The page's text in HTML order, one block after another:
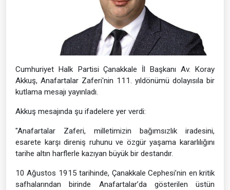
Cumhuriyet Halk Partisi Çanakkale İl Başkanı Av. Koray
Akkuş, Anafartalar Zaferi'nin 111. yıldönümü dolayısıla bir
kutlama mesajı yayınladı.
Akkuş mesajında şu ifadelere yer verdi:
"Anafartalar Zaferi, milletimizin bağımsızlık iradesini,
esarete karşı direniş ruhunu ve özgür yaşama kararlılığını
tarihe altın harflerle kazıyan büyük bir destandır.
10 Ağustos 1915 tarihinde, Çanakkale Cephesi’nin en kritik
safhalarından birinde Anafartalar’da gösterilen üstün